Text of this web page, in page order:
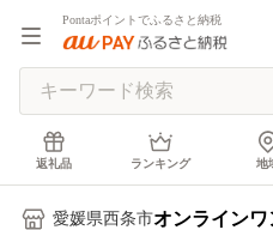
Pontaポイントでふるさと納税
返礼品 ランキング 地
愛媛県西条市オンライン